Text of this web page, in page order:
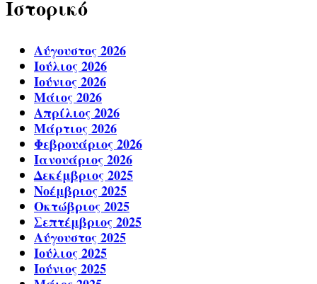
Ιστορικό
Αύγουστος 2026
Ιούλιος 2026
Ιούνιος 2026
Μάιος 2026
Απρίλιος 2026
Μάρτιος 2026
Φεβρουάριος 2026
Ιανουάριος 2026
Δεκέμβριος 2025
Νοέμβριος 2025
Οκτώβριος 2025
Σεπτέμβριος 2025
Αύγουστος 2025
Ιούλιος 2025
Ιούνιος 2025